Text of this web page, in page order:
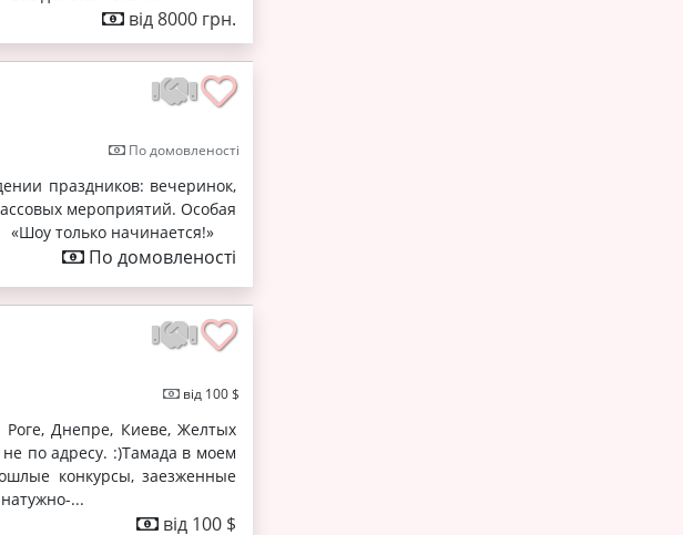
від 8000 грн.
По домовленості
праздников: вечеринок,
мероприятий. Особая
только начинается!»
По домовленості
від 100 $
Днепре, Киеве, Желтых
по адресу. :)Тамада в моем
конкурсы, заезженные
...
від 100 $